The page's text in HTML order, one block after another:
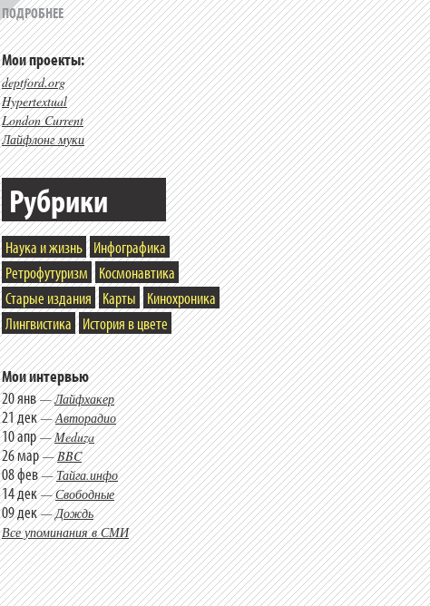
ПОДРОБНЕЕ
Мои проекты:
deptford.org
Hypertextual
London Current
Лайфлонг муки
Рубрики
Наука и жизнь Инфографика
Ретрофутуризм
Космонавтика
Старые издания
Карты
Кинохроника
Лингвистика
История в цвете
Мои интервью
20 янв—Лайфхакер
21 дек—Авторадио
10 апр—Meduza
26 мар—BBC
08 фев—Тайга.инфо
14 дек—Свободные
09 дек—Дождь
Все упоминания в СМИ